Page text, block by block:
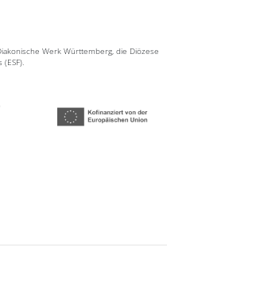
Werk Württemberg, die Diözese